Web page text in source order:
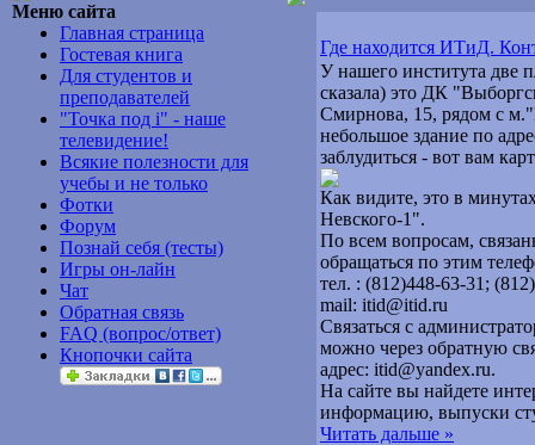
Меню сайта
Главная страница
Гостевая книга
Для студентов и
преподавателей
"Точка под i" - наше
телевидение!
Всякие полезности для
учебы и не только
Фотки
Форум
Познай себя (тесты)
Игры он-лайн
Чат
Обратная связь
FAQ (вопрос/ответ)
Кнопочки сайта
Где находится ИТиД.
У нашего института две
сказала) это ДК
Cмирнова, 15, рядом с
небольшое здание по
заблудиться - вот вам
Как видите, это в
Невского-1".
По всем вопросам,
обращаться по этим
тел. : (812)448-63-31;
mail: itid@itid.ru
Связаться с
можно через обратную
адрес: itid@yandex.ru.
На сайте вы найдете
информацию, выпуски
Читать дальше »